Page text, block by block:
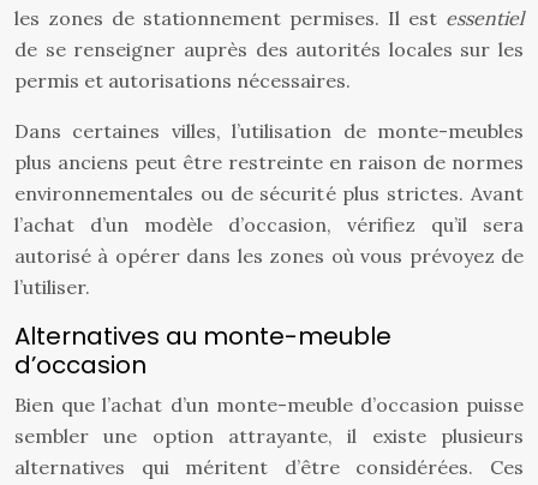
les zones de stationnement permises. Il est essentiel
de se renseigner auprès des autorités locales sur les
permis et autorisations nécessaires.
Dans certaines villes, l’utilisation de monte-meubles
plus anciens peut être restreinte en raison de normes
environnementales ou de sécurité plus strictes. Avant
l’achat d’un modèle d’occasion, vérifiez qu’il sera
autorisé à opérer dans les zones où vous prévoyez de
l’utiliser.
Alternatives au monte-meuble
d’occasion
Bien que l’achat d’un monte-meuble d’occasion puisse
sembler une option attrayante, il existe plusieurs
alternatives qui méritent d’être considérées. Ces